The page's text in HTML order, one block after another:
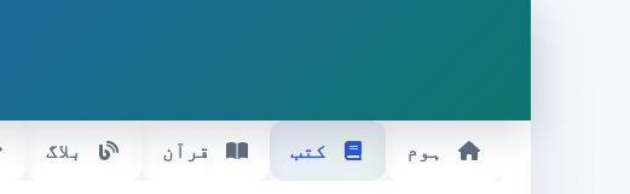
ہوم کتب قرآن بلاگ